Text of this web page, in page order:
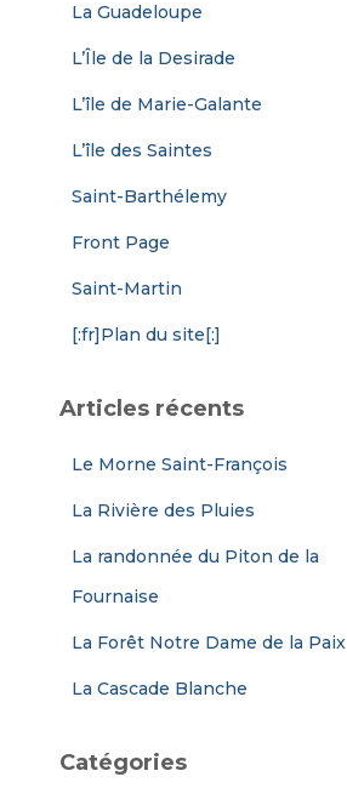
La Guadeloupe
L’Île de la Desirade
L’île de Marie-Galante
L’île des Saintes
Saint-Barthélemy
Front Page
Saint-Martin
[:fr]Plan du site[:]
Articles récents
Le Morne Saint-François
La Rivière des Pluies
La randonnée du Piton de la
Fournaise
La Forêt Notre Dame de la Paix
La Cascade Blanche
Catégories